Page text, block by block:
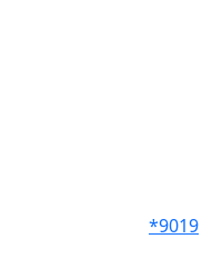
*9019